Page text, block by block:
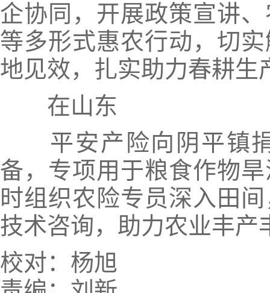
企协同，开展政策宣讲
等多形式惠农行动，切
地见效，扎实助力春耕生
在山东
平安产险向阴平镇
备，专项用于粮食作物
时组织农险专员深入田
技术咨询，助力农业丰产
校对：杨旭